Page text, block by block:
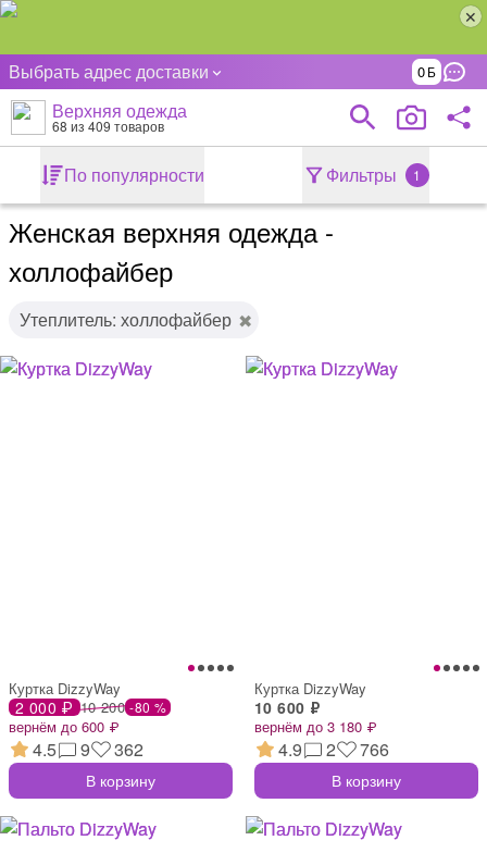
Выбрать адрес доставки 0
Верхняя одежда
68 из 409 товаров
По популярности Фильтры 1
Женская верхняя одежда -
холлофайбер
Утеплитель: холлофайбер
Куртка DizzyWay
2 000 ₽ 10 200 -80 %
вернём до 600 ₽
4.5 9 362
В корзину
Куртка DizzyWay
10 600 ₽
вернём до 3 180 ₽
4.9 2 766
В корзину